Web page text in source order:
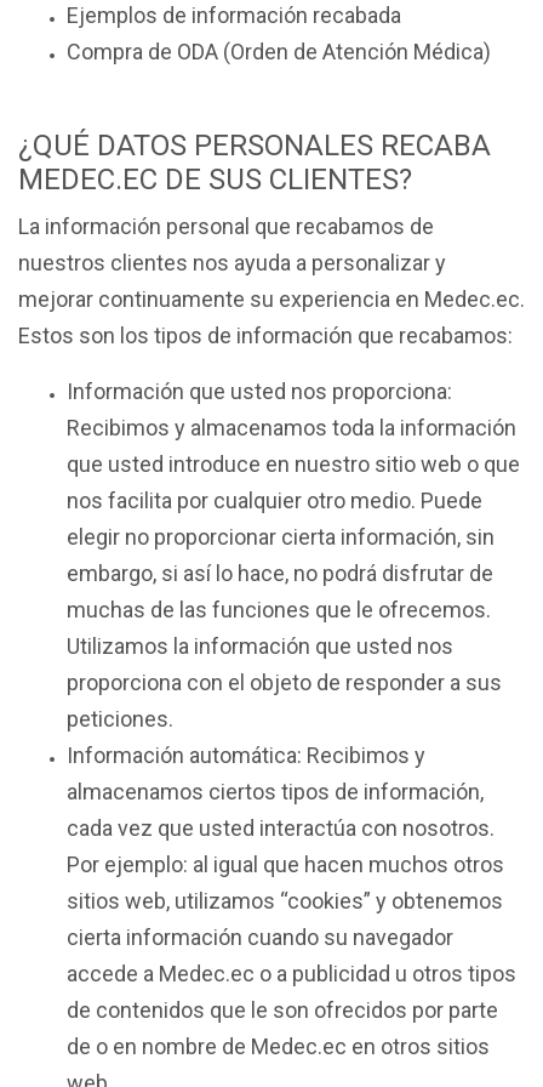
Ejemplos de información recabada
Compra de ODA (Orden de Atención Médica)
¿QUÉ DATOS PERSONALES RECABA
MEDEC.EC DE SUS CLIENTES?
La información personal que recabamos de
nuestros clientes nos ayuda a personalizar y
mejorar continuamente su experiencia en Medec.ec.
Estos son los tipos de información que recabamos:
Información que usted nos proporciona:
Recibimos y almacenamos toda la información
que usted introduce en nuestro sitio web o que
nos facilita por cualquier otro medio. Puede
elegir no proporcionar cierta información, sin
embargo, si así lo hace, no podrá disfrutar de
muchas de las funciones que le ofrecemos.
Utilizamos la información que usted nos
proporciona con el objeto de responder a sus
peticiones.
Información automática: Recibimos y
almacenamos ciertos tipos de información,
cada vez que usted interactúa con nosotros.
Por ejemplo: al igual que hacen muchos otros
sitios web, utilizamos “cookies” y obtenemos
cierta información cuando su navegador
accede a Medec.ec o a publicidad u otros tipos
de contenidos que le son ofrecidos por parte
de o en nombre de Medec.ec en otros sitios